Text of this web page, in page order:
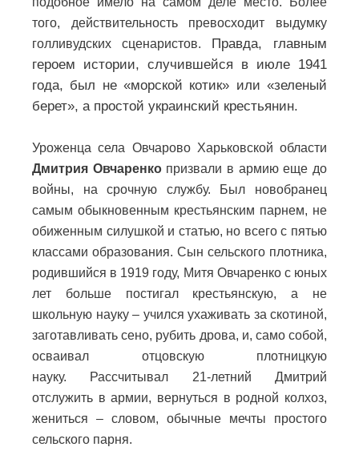
того, действительность превосходит выдумку
голливудских сценаристов.
Правда, главным
героем истории, случившейся в июле 1941
года, был не «морской котик» или «зеленый
берет», а простой украинский крестьянин.
Уроженца села Овчарово Харьковской области
Дмитрия Овчаренкопризвали в армию еще до
войны, на срочную службу. Был новобранец
самым обыкновенным крестьянским парнем, не
обиженным силушкой и статью, но всего с пятью
классами образования. Сын сельского плотника,
родившийся в 1919 году, Митя Овчаренко с юных
лет больше постигал крестьянскую, а не
школьную науку – учился ухаживать за скотиной,
заготавливать сено, рубить дрова, и, само собой,
осваивал отцовскую плотницкую
науку. Рассчитывал 21-летний Дмитрий
отслужить в армии, вернуться в родной колхоз,
жениться – словом, обычные мечты простого
сельского парня.